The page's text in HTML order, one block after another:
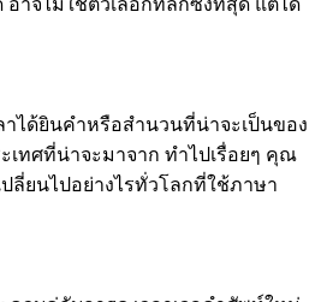
าได้ยินคำหรือสำนวนที่น่าจะเป็นของ
เทศที่น่าจะมาจาก ทำไปเรื่อยๆ คุณ
ปลี่ยนไปอย่างไรทั่วโลกที่ใช้ภาษา